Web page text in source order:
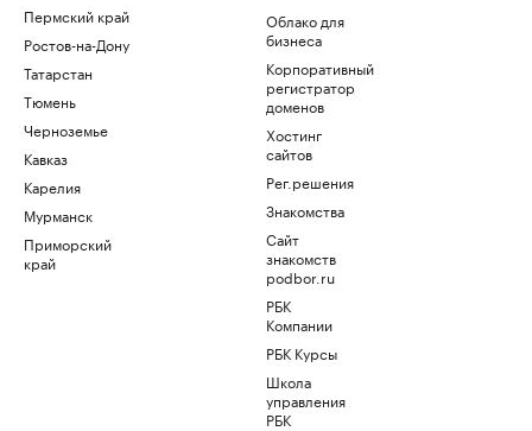
Пермский край
Ростов-на-Дону
Татарстан
Тюмень
Черноземье
Кавказ
Карелия
Мурманск
Приморский
край
Облако для
бизнеса
Корпоративный
регистратор
доменов
Хостинг
сайтов
Рег.решения
Знакомства
Сайт
знакомств
podbor.ru
РБК
Компании
РБК Курсы
Школа
управления
РБК